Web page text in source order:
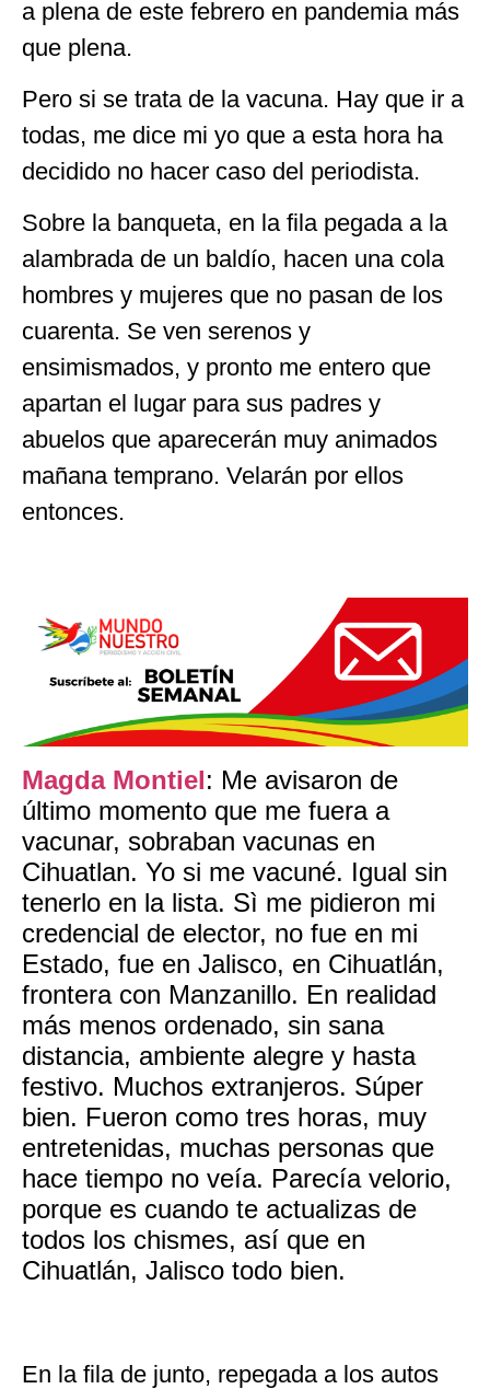
a plena de este febrero en pandemia más
que plena.
Pero si se trata de la vacuna. Hay que ir a
todas, me dice mi yo que a esta hora ha
decidido no hacer caso del periodista.
Sobre la banqueta, en la fila pegada a la
alambrada de un baldío, hacen una cola
hombres y mujeres que no pasan de los
cuarenta. Se ven serenos y
ensimismados, y pronto me entero que
apartan el lugar para sus padres y
abuelos que aparecerán muy animados
mañana temprano. Velarán por ellos
entonces.
Magda Montiel: Me avisaron de
último momento que me fuera a
vacunar, sobraban vacunas en
Cihuatlan. Yo si me vacuné. Igual sin
tenerlo en la lista. Sì me pidieron mi
credencial de elector, no fue en mi
Estado, fue en Jalisco, en Cihuatlán,
frontera con Manzanillo. En realidad
más menos ordenado, sin sana
distancia, ambiente alegre y hasta
festivo. Muchos extranjeros. Súper
bien. Fueron como tres horas, muy
entretenidas, muchas personas que
hace tiempo no veía. Parecía velorio,
porque es cuando te actualizas de
todos los chismes, así que en
Cihuatlán, Jalisco todo bien.
En la fila de junto, repegada a los autos